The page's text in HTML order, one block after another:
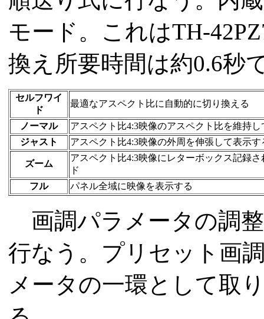
モード。これはTH-
換え所要時間は約0.6秒
セルフワイ
ド
最適なアスペクト比に自動的に切り換える
ノーマル
アスペクト比4:3映像のアスペクト比を維持
ジャスト
アスペクト比4:3映像の外周を伸張して表示す
ズーム
アスペクト比4:3映像にレターボックス記録
ド
フル
パネル全域に映像を表示する
画調パラメータの調
行なう。プリセット画
メータの一環として取